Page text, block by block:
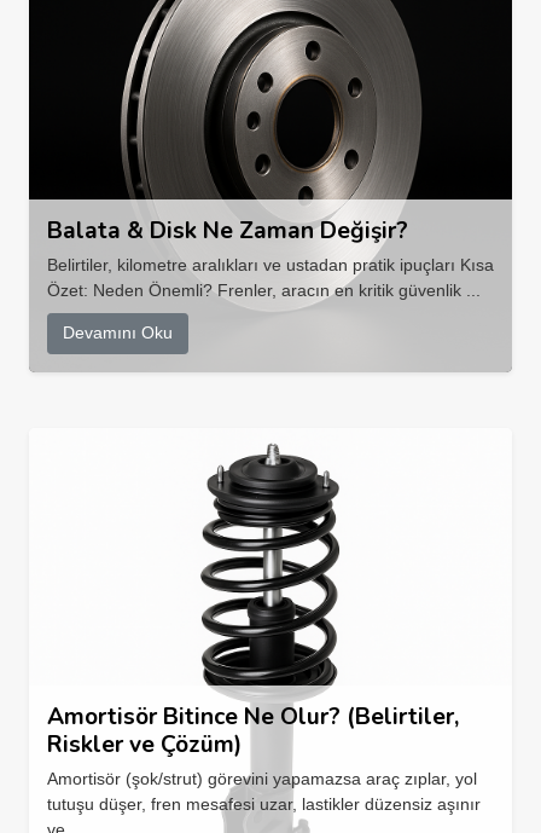
Balata & Disk Ne Zaman Değişir?
Belirtiler, kilometre aralıkları ve ustadan pratik ipuçları Kısa
Özet: Neden Önemli? Frenler, aracın en kritik güvenlik ...
Devamını Oku
Amortisör Bitince Ne Olur? (Belirtiler,
Riskler ve Çözüm)
Amortisör (şok/strut) görevini yapamazsa araç zıplar, yol
tutuşu düşer, fren mesafesi uzar, lastikler düzensiz aşınır